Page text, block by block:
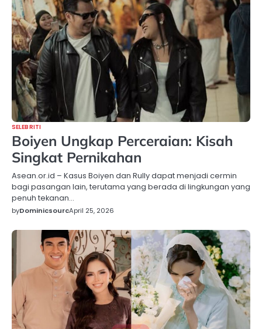
SELEBRITI
Boiyen Ungkap Perceraian: Kisah
Singkat Pernikahan
Asean.or.id – Kasus Boiyen dan Rully dapat menjadi cermin
bagi pasangan lain, terutama yang berada di lingkungan yang
penuh tekanan…
byDominicsourcApril 25, 2026